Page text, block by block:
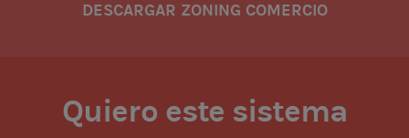
DESCARGAR ZONING COMERCIO
Quiero este sistema